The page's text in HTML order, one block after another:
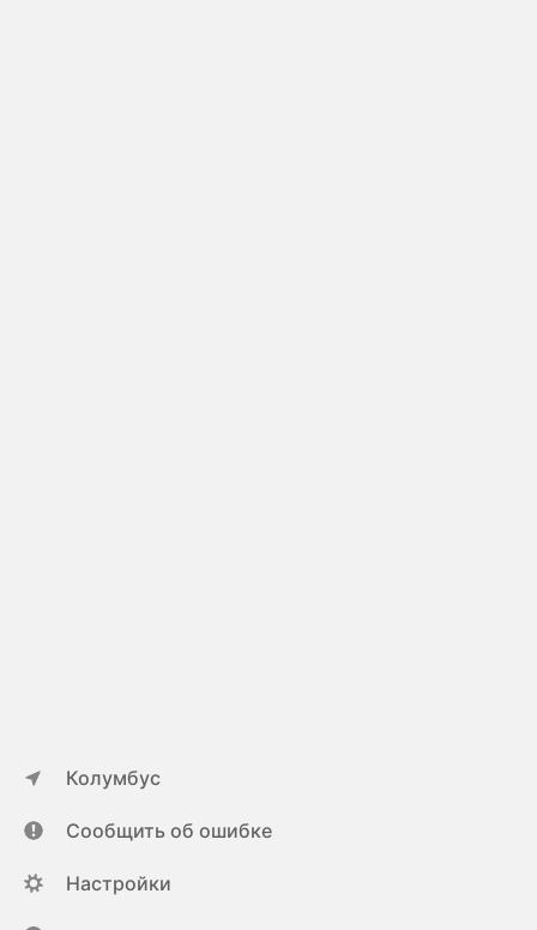
Колумбус
Сообщить об ошибке
Настройки